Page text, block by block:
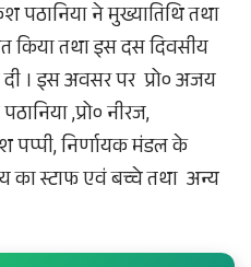
पठानिया ने मुख्यातिथि तथा
किया तथा इस दस दिवसीय
दी । इस अवसर पर प्रो० अजय
,प्रो० नीरज,
पप्पी, निर्णायक मंडल के
का स्टाफ एवं बच्चे तथा अन्य